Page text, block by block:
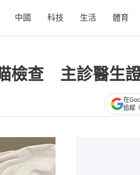
中國 科技 生活 體育
檢查 主診醫生
在
追蹤